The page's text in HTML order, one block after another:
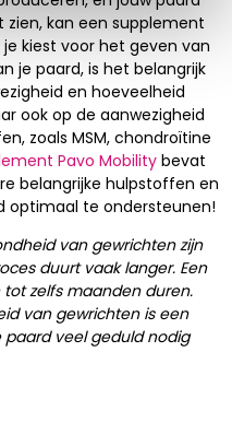
kan een supplement
kiest voor het geven van
je paard, is het belangrijk
en hoeveelheid
ook op de aanwezigheid
zoals MSM, chondroïtine
Pavo Mobilitybevat
belangrijke hulpstoffen en
optimaal te ondersteunen!
van gewrichten zijn
duurt vaak langer. Een
zelfs maanden duren.
van gewrichten is een
paard veel geduld nodig